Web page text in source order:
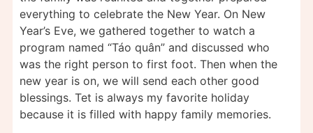
everything to celebrate the New Year. On New
Year’s Eve, we gathered together to watch a
program named “Táo quân” and discussed who
was the right person to first foot. Then when the
new year is on, we will send each other good
blessings. Tet is always my favorite holiday
because it is filled with happy family memories.